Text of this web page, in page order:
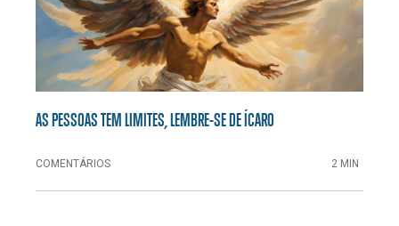
AS PESSOAS TEM LIMITES, LEMBRE-SE DE ÍCARO
COMENTÁRIOS 2 MIN